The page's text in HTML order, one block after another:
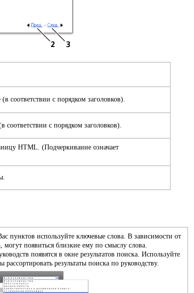
соответствии с порядком заголовков).
с порядком заголовков).
HTML. (Подчеркивание означает
пунктов используйте ключевые слова. В зависимости от
могут появиться близкие ему по смыслу слова.
появятся в окне результатов поиска. Используйте
результаты поиска по руководству.